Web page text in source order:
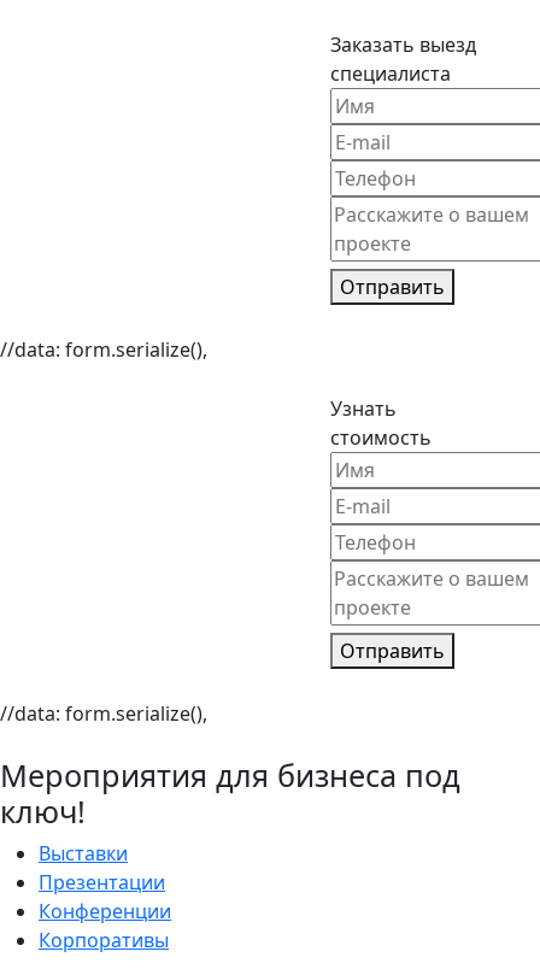
Заказать выезд
специалиста
Отправить
//data: form.serialize(),
Узнать
стоимость
Отправить
//data: form.serialize(),
Мероприятия для бизнеса под
ключ!
Выставки
Презентации
Конференции
Корпоративы